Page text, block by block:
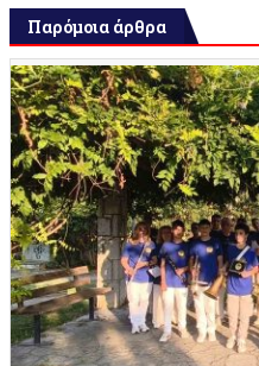
Παρόμοια άρθρα